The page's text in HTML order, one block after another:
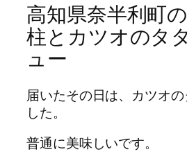
高知県奈半利町
柱とカツオのタ
ュー
届いたその日は、カツオ
した。
普通に美味しいです。